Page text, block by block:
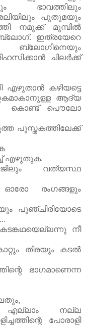
ഭാവത്തിലും
പുതുമയും
നമുക്ക് മുമ്പില്‍
ബ്ലോഗ്. ഇത്രയേറെ
ചിലർക്ക്
കഴിയട്ടെ
ആദ്യ
കൊണ്ട് പൌലോ
പുസ്തകത്തിലേക്ക്
എഴുതുക.
വത്യസ്ഥ
ഓരോ രംഗങ്ങളും
പുഞ്ചിരിയോടെ
നീ
തിരയും കടല്‍
ഭാഗമാണെന്ന
എല്ലാം നല്ല
പോരാളി